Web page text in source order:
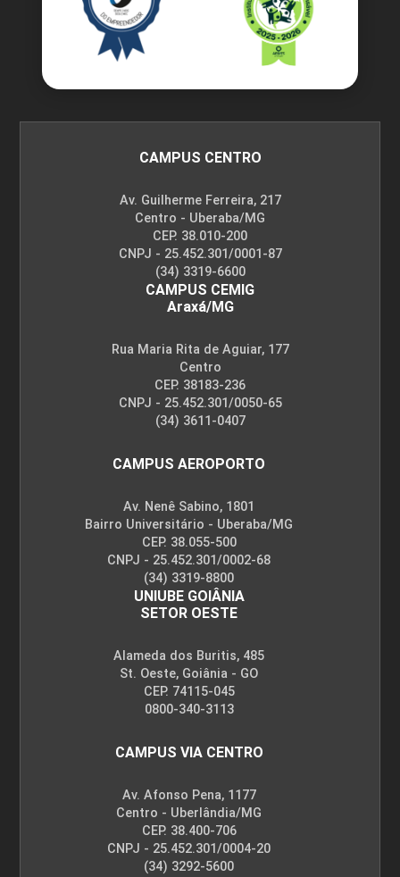
CAMPUS CENTRO
Av. Guilherme Ferreira, 217
Centro - Uberaba/MG
CEP. 38.010-200
CNPJ - 25.452.301/0001-87
(34) 3319-6600
CAMPUS CEMIG
Araxá/MG
Rua Maria Rita de Aguiar, 177
Centro
CEP. 38183-236
CNPJ - 25.452.301/0050-65
(34) 3611-0407
CAMPUS AEROPORTO
Av. Nenê Sabino, 1801
Bairro Universitário - Uberaba/MG
CEP. 38.055-500
CNPJ - 25.452.301/0002-68
(34) 3319-8800
UNIUBE GOIÂNIA
SETOR OESTE
Alameda dos Buritis, 485
St. Oeste, Goiânia - GO
CEP. 74115-045
0800-340-3113
CAMPUS VIA CENTRO
Av. Afonso Pena, 1177
Centro - Uberlândia/MG
CEP. 38.400-706
CNPJ - 25.452.301/0004-20
(34) 3292-5600